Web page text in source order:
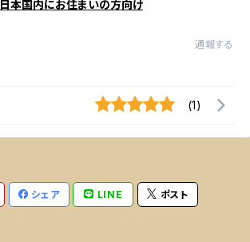
日本国内にお住まいの方向け
通報する
(1)
シェア LINE ポスト